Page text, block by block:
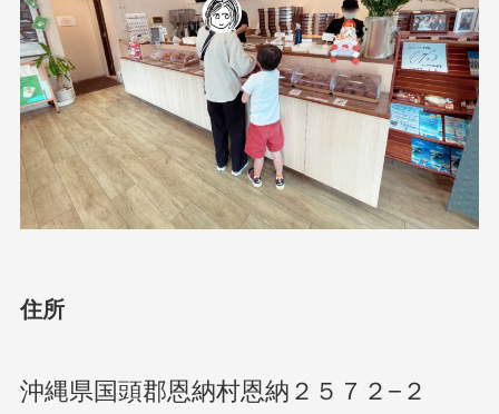
住所
沖縄県国頭郡恩納村恩納２５７２−２